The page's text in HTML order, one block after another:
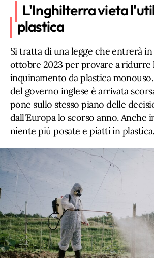
L'Inghilterra vieta
plastica
Si tratta di una legge che entrerà
ottobre 2023 per provare a ridurre
inquinamento da plastica
del governo inglese è arrivata
pone sullo stesso piano delle
dall'Europa lo scorso anno. Anche
niente più posate e piatti in plastica.